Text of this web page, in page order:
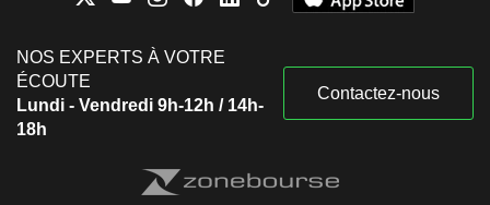
NOS EXPERTS À VOTRE
ÉCOUTE
Lundi - Vendredi 9h-12h / 14h-
18h
Contactez-nous